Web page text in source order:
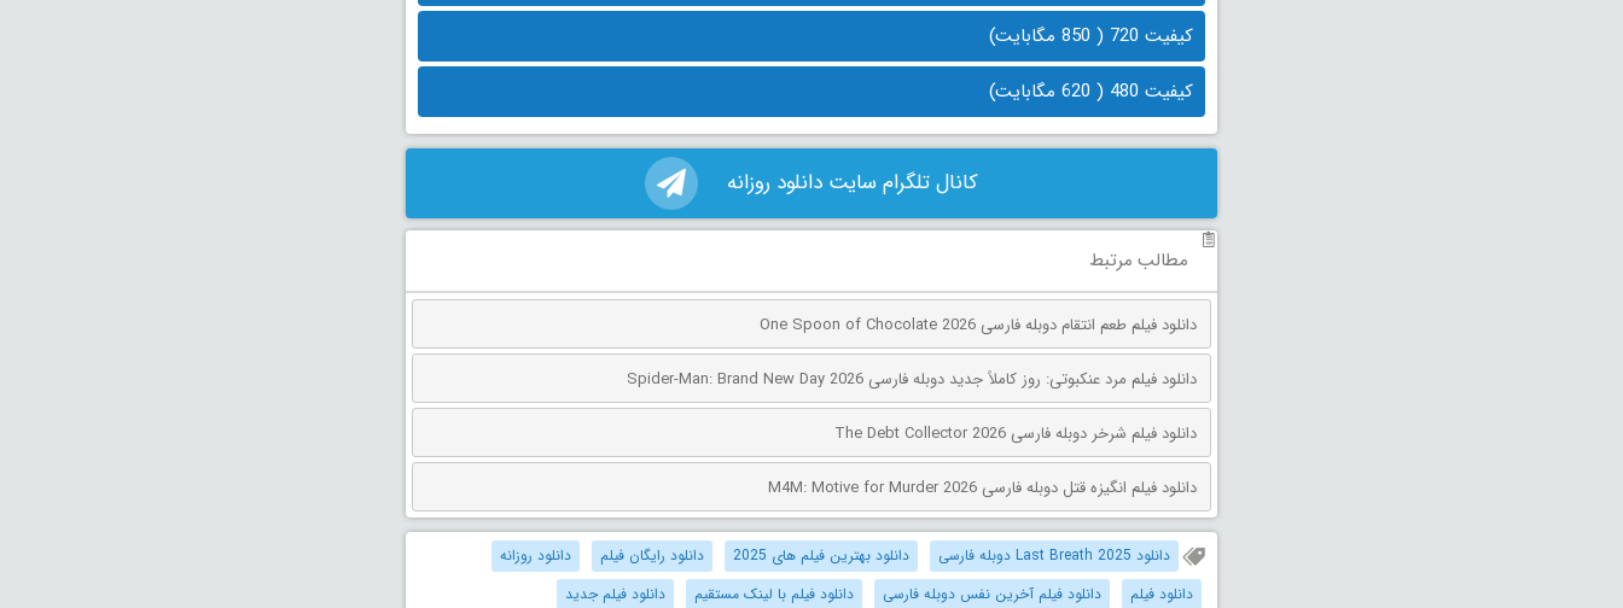
کیفیت 720 ( 850 مگابایت)
کیفیت 480 ( 620 مگابایت)
کانال تلگرام سایت دانلود روزانه
مطالب مرتبط
دانلود فیلم طعم انتقام دوبله فارسی One Spoon of Chocolate 2026
دانلود فیلم مرد عنکبوتی: روز کاملاً جدید دوبله فارسی Spider-Man: Brand New Day 2026
دانلود فیلم شرخر دوبله فارسی The Debt Collector 2026
دانلود فیلم انگیزه قتل دوبله فارسی M4M: Motive for Murder 2026
دانلود Last Breath 2025 دوبله فارسی دانلود بهترین فیلم های 2025 دانلود رایگان فیلم
دانلود روزانه
دانلود فیلم
دانلود فیلم آخرین نفس دوبله فارسی دانلود فیلم با لینک مستقیم
دانلود فیلم جدید